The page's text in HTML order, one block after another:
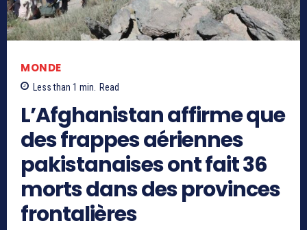
MONDE
Less than 1 min. Read
L’Afghanistan affirme que
des frappes aériennes
pakistanaises ont fait 36
morts dans des provinces
frontalières